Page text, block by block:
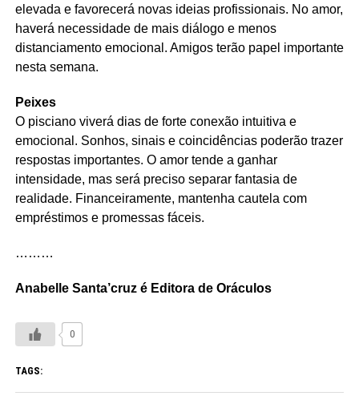
elevada e favorecerá novas ideias profissionais. No amor,
haverá necessidade de mais diálogo e menos
distanciamento emocional. Amigos terão papel importante
nesta semana.
Peixes
O pisciano viverá dias de forte conexão intuitiva e
emocional. Sonhos, sinais e coincidências poderão trazer
respostas importantes. O amor tende a ganhar
intensidade, mas será preciso separar fantasia de
realidade. Financeiramente, mantenha cautela com
empréstimos e promessas fáceis.
………
Anabelle Santa’cruz é Editora de Oráculos
0
TAGS: